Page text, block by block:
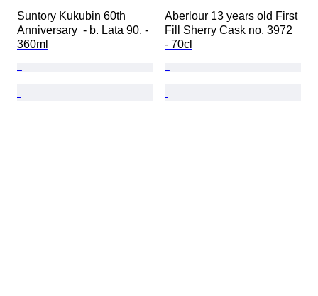
Suntory Kukubin 60th
Anniversary  - b. Lata 90. -
360ml
Aberlour 13 years old First
Fill Sherry Cask no. 3972
- 70cl